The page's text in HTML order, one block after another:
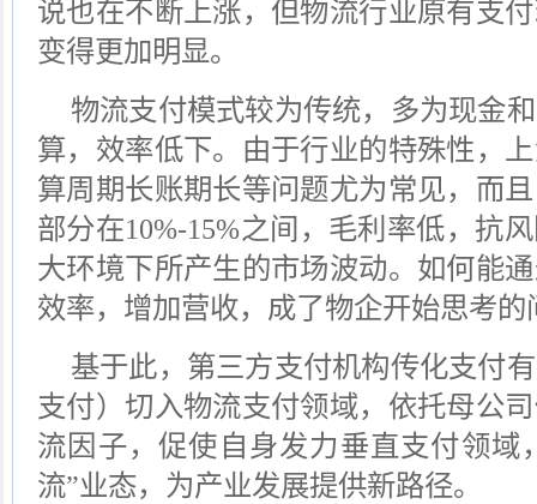
说也在不断上涨，但物流行业原有支
变得更加明显。
物流支付模式较为传统，多为现金
算，效率低下。由于行业的特殊性，
算周期长账期长等问题尤为常见， 而
部分在10%-15%之间，毛利率低，抗
大环境下所产生的市场波动。 如何能
效率，增加营收，成了物企开始思考的
基于此，第三方支付机构传化支付
支付）切入物流支付领域，依托母公
流因子，促使自身发力垂直支付领域
流”业态，为产业发展提供新路径。